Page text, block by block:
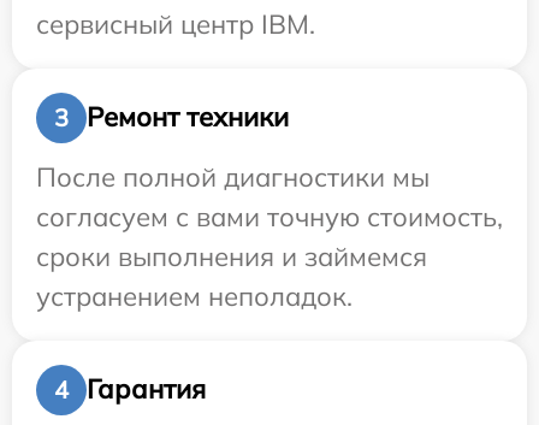
сервисный центр IBM.
3
Ремонт техники
После полной диагностики мы
согласуем с вами точную стоимость,
сроки выполнения и займемся
устранением неполадок.
4
Гарантия